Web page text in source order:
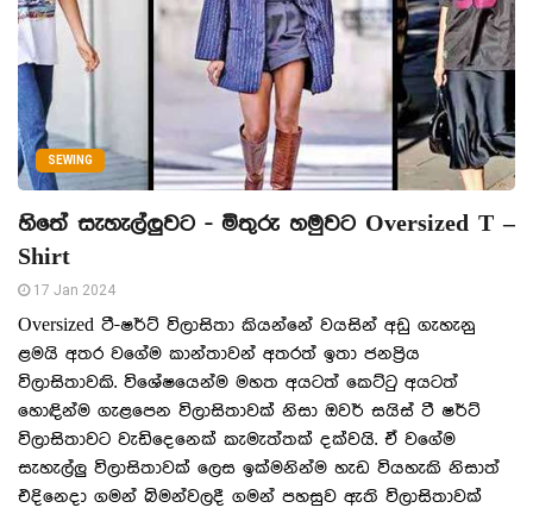
SEWING
හිතේ සැහැල්ලුවට - මිතුරු හමුවට Oversized T –
Shirt
17 Jan 2024
Oversized ටී-ෂර්ට් විලාසිතා කියන්නේ වයසින් අඩු ගැහැනු
ළමයි අතර වගේම කාන්තාවන් අතරත් ඉතා ජනප්‍රිය
විලාසිතාවකි. විශේෂයෙන්ම මහත අයටත් කෙට්ටු අයටත්
හොඳින්ම ගැළපෙන විලාසිතාවක් නිසා ඔවර් සයිස් ටී ෂර්ට්
විලාසිතාවට වැඩිදෙනෙක් කැමැත්තක් දක්වයි. ඒ වගේම
සැහැල්ලු විලාසිතාවක් ලෙස ඉක්මනින්ම හැඩ වියහැකි නිසාත්
එදිනෙදා ගමන් බිමන්වලදී ගමන් පහසුව ඇති විලාසිතාවක්